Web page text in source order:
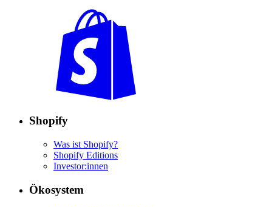
Shopify
Was ist Shopify?
Shopify Editions
Investor:innen
Ökosystem